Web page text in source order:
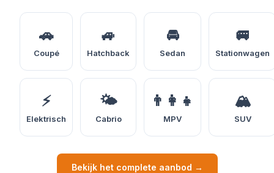
🚗
Coupé
🚙
Hatchback
🚘
Sedan
🚐
Stationwagen
⚡
Elektrisch
🌤️
Cabrio
👨‍👩‍👧
MPV
🏔️
SUV
Bekijk het complete aanbod →